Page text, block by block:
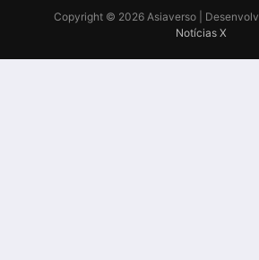
Copyright © 2026 Asiaverso |
Notícias X